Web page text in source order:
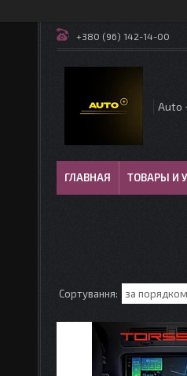
+380 (96) 142-14-00
Auto
ГЛАВНАЯ ТОВАРЫ И